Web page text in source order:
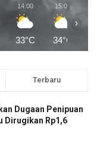
14:00
33°C
15:00
34°C
›
Terbaru
Dugaan Penipuan
Dirugikan Rp1,6